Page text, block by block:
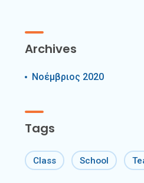
Archives
Νοέμβριος 2020
Tags
Class School